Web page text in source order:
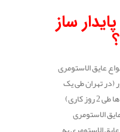
ساز
(در تهران طی یک
کاری)